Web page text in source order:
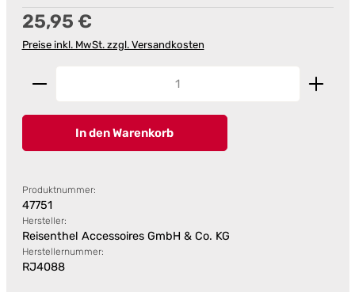
Regulärer Preis:
25,95 €
Preise inkl. MwSt. zzgl. Versandkosten
Produkt Anzahl: Gib den gewünschten Wert ein
In den Warenkorb
Produktnummer:
47751
Hersteller:
Reisenthel Accessoires GmbH & Co. KG
Herstellernummer:
RJ4088